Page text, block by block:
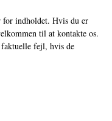
for indholdet. Hvis du er
til at kontakte os.
fejl, hvis de